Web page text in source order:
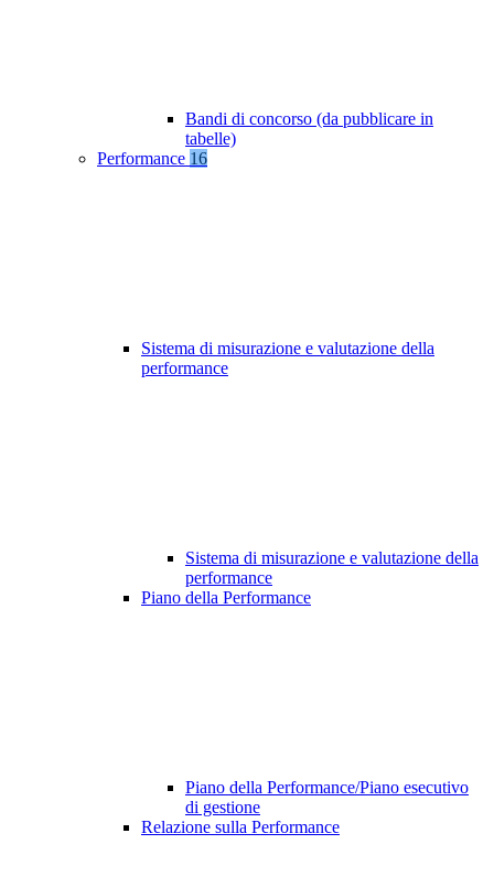
Bandi di concorso (da pubblicare in
tabelle)
Performance 16
Sistema di misurazione e valutazione della
performance
Sistema di misurazione e valutazione della
performance
Piano della Performance
Piano della Performance/Piano esecutivo
di gestione
Relazione sulla Performance